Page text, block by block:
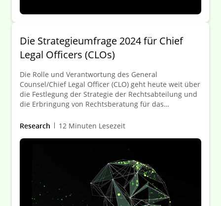
Die Strategieumfrage 2024 für Chief
Legal Officers (CLOs)
Die Rolle und Verantwortung des General
Counsel/Chief Legal Officer (CLO) geht heute weit über
die Festlegung der Strategie der Rechtsabteilung und
die Erbringung von Rechtsberatung für das
mit ihren Kolleginnen und Kollegen aus der
komplexer werdende Herausforderungen zu meistern.
Research 12 Minuten Lesezeit